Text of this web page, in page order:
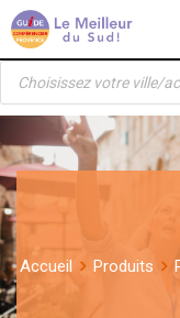
Panneau de gestion
Skip
to
content
Recherche
produits
Accueil Produits